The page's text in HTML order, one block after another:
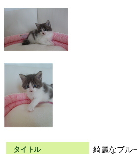
タイトル 綺麗なブル